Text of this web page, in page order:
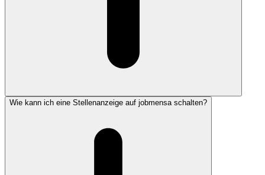
Wie kann ich eine Stellenanzeige auf jobmensa schalten?